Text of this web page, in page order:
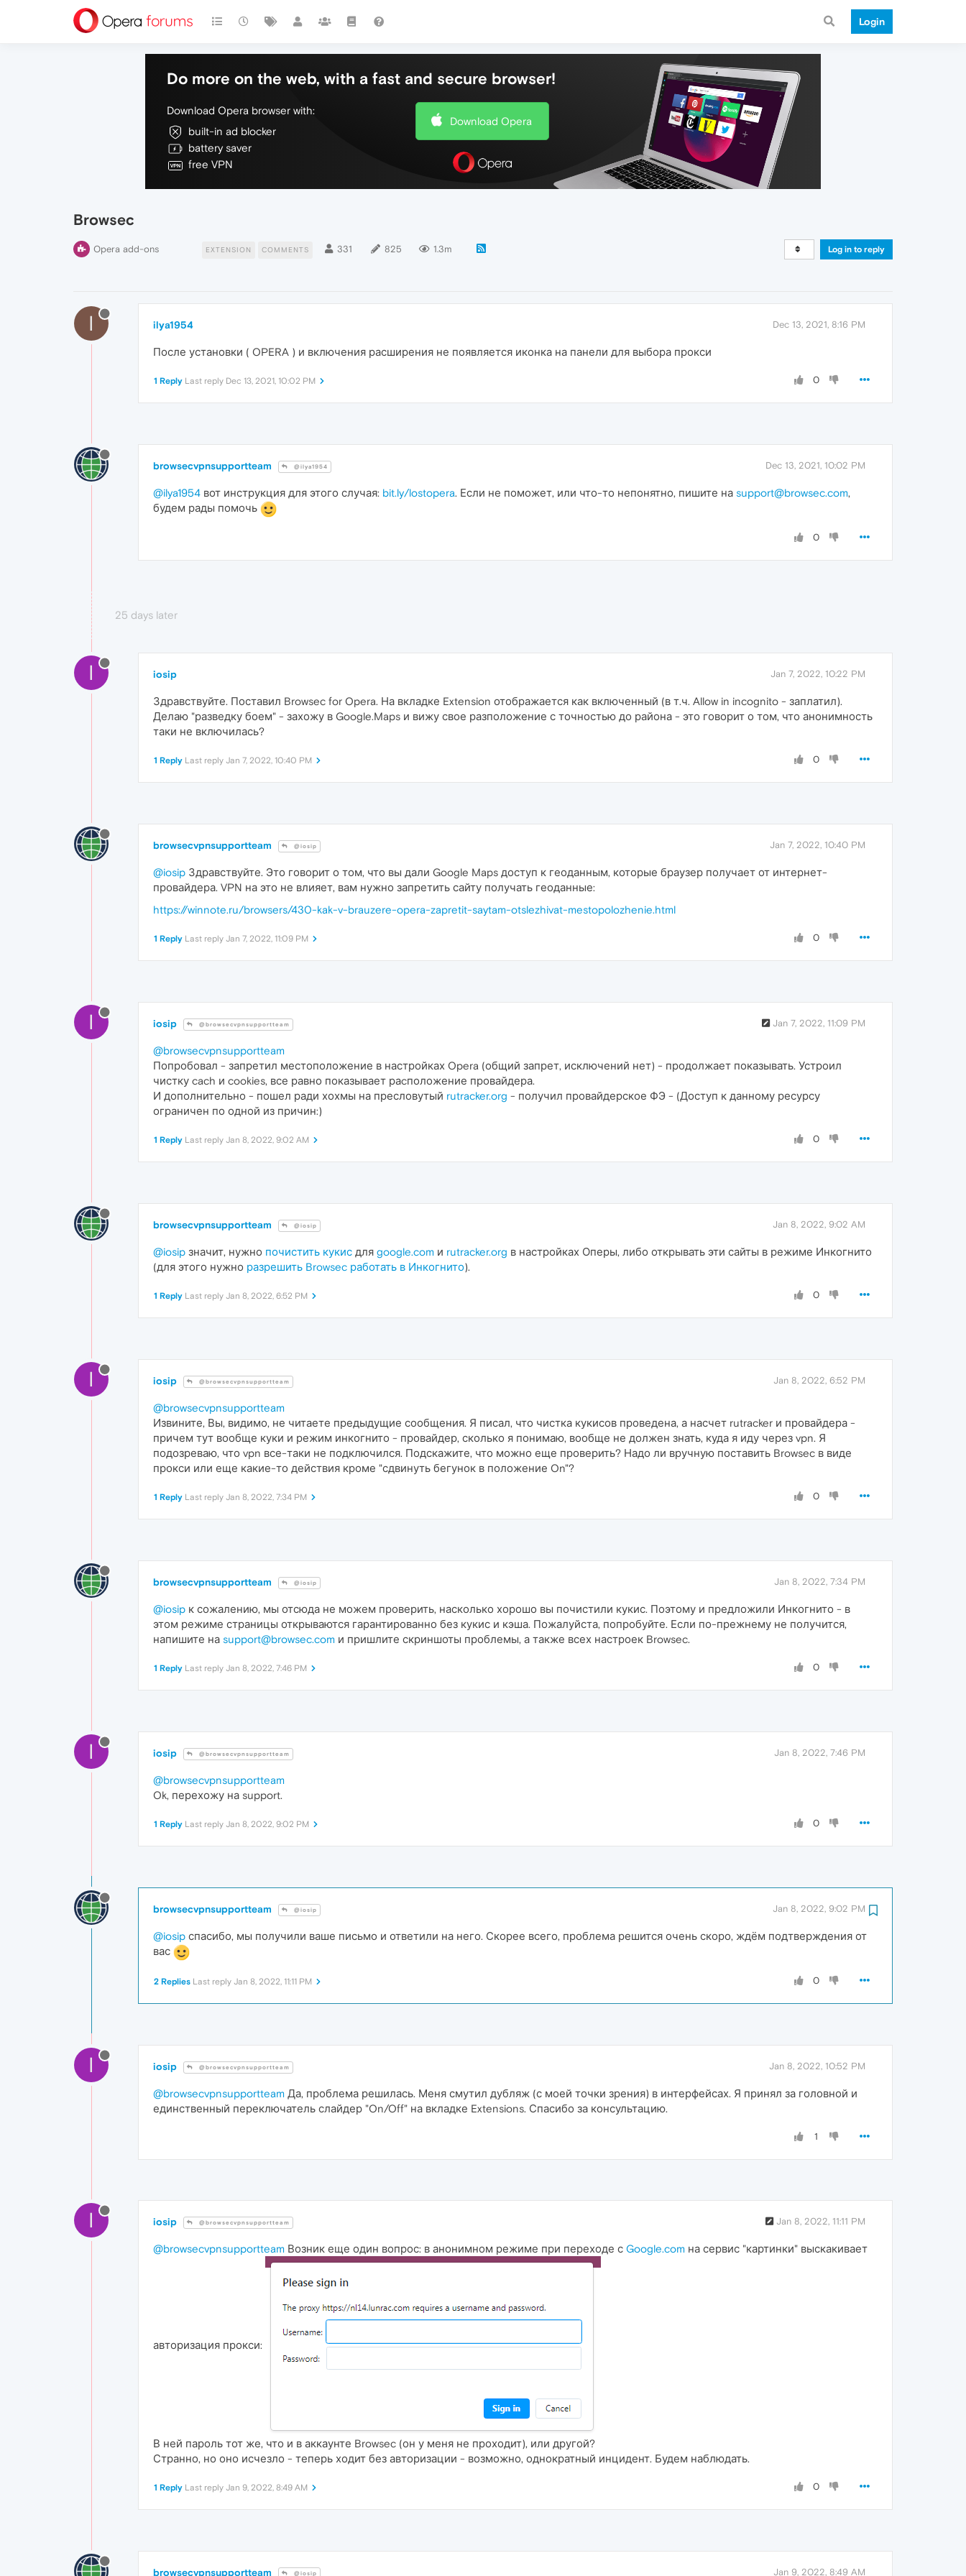
Login
Do more on the web, with a fast and secure browser!
Download Opera browser with:
built-in ad blocker
battery saver
free VPN
Download Opera
Browsec
Opera add-ons EXTENSION COMMENTS 331 825 1.3m Log in to reply
I ilya1954 Dec 13, 2021, 8:16 PM
После установки ( OPERA ) и включения расширения не появляется иконка на панели для выбора прокси
0
1 Reply Last reply Dec 13, 2021, 10:02 PM
browsecvpnsupportteam @ilya1954 Dec 13, 2021, 10:02 PM
@ilya1954 вот инструкция для этого случая: bit.ly/lostopera. Если не поможет, или что-то непонятно, пишите на support@browsec.com,
будем рады помочь
0
25 days later
I iosip Jan 7, 2022, 10:22 PM
Здравствуйте. Поставил Browsec for Opera. На вкладке Extension отображается как включенный (в т.ч. Allow in incognito - заплатил).
Делаю "разведку боем" - захожу в Google.Maps и вижу свое разположение с точностью до района - это говорит о том, что анонимность
таки не включилась?
0
1 Reply Last reply Jan 7, 2022, 10:40 PM
browsecvpnsupportteam @iosip Jan 7, 2022, 10:40 PM
@iosip Здравствуйте. Это говорит о том, что вы дали Google Maps доступ к геоданным, которые браузер получает от интернет-
провайдера. VPN на это не влияет, вам нужно запретить сайту получать геоданные:
https://winnote.ru/browsers/430-kak-v-brauzere-opera-zapretit-saytam-otslezhivat-mestopolozhenie.html
0
1 Reply Last reply Jan 7, 2022, 11:09 PM
I iosip @browsecvpnsupportteam Jan 7, 2022, 11:09 PM
@browsecvpnsupportteam
Попробовал - запретил местоположение в настройках Opera (общий запрет, исключений нет) - продолжает показывать. Устроил
чистку cach и cookies, все равно показывает раcположение провайдера.
И дополнительно - пошел ради хохмы на пресловутый rutracker.org - получил провайдерское ФЭ - (Доступ к данному ресурсу
ограничен по одной из причин:)
0
1 Reply Last reply Jan 8, 2022, 9:02 AM
browsecvpnsupportteam @iosip Jan 8, 2022, 9:02 AM
@iosip значит, нужно почистить кукис для google.com и rutracker.org в настройках Оперы, либо открывать эти сайты в режиме Инкогнито
(для этого нужно разрешить Browsec работать в Инкогнито).
0
1 Reply Last reply Jan 8, 2022, 6:52 PM
I iosip @browsecvpnsupportteam Jan 8, 2022, 6:52 PM
@browsecvpnsupportteam
Извините, Вы, видимо, не читаете предыдущие сообщения. Я писал, что чистка кукисов проведена, а насчет rutracker и провайдера -
причем тут вообще куки и режим инкогнито - провайдер, сколько я понимаю, вообще не должен знать, куда я иду через vpn. Я
подозреваю, что vpn все-таки не подключился. Подскажите, что можно еще проверить? Надо ли вручную поставить Browsec в виде
прокси или еще какие-то действия кроме "сдвинуть бегунок в положение On"?
0
1 Reply Last reply Jan 8, 2022, 7:34 PM
browsecvpnsupportteam @iosip Jan 8, 2022, 7:34 PM
@iosip к сожалению, мы отсюда не можем проверить, насколько хорошо вы почистили кукис. Поэтому и предложили Инкогнито - в
этом режиме страницы открываются гарантированно без кукис и кэша. Пожалуйста, попробуйте. Если по-прежнему не получится,
напишите на support@browsec.com и пришлите скриншоты проблемы, а также всех настроек Browsec.
0
1 Reply Last reply Jan 8, 2022, 7:46 PM
I iosip @browsecvpnsupportteam Jan 8, 2022, 7:46 PM
@browsecvpnsupportteam
Ok, перехожу на support.
0
1 Reply Last reply Jan 8, 2022, 9:02 PM
browsecvpnsupportteam @iosip Jan 8, 2022, 9:02 PM
@iosip спасибо, мы получили ваше письмо и ответили на него. Скорее всего, проблема решится очень скоро, ждём подтверждения от
вас
0
2 Replies Last reply Jan 8, 2022, 11:11 PM
I iosip @browsecvpnsupportteam Jan 8, 2022, 10:52 PM
@browsecvpnsupportteam Да, проблема решилась. Меня смутил дубляж (с моей точки зрения) в интерфейсах. Я принял за головной и
единственный переключатель слайдер "On/Off" на вкладке Extensions. Спасибо за консультацию.
1
I iosip @browsecvpnsupportteam Jan 8, 2022, 11:11 PM
@browsecvpnsupportteam Возник еще один вопрос: в анонимном режиме при переходе с Google.com на сервис "картинки" выскакивает
авторизация прокси:
В ней пароль тот же, что и в аккаунте Browsec (он у меня не проходит), или другой?
Странно, но оно исчезло - теперь ходит без авторизации - возможно, однократный инцидент. Будем наблюдать.
0
1 Reply Last reply Jan 9, 2022, 8:49 AM
browsecvpnsupportteam @iosip Jan 9, 2022, 8:49 AM